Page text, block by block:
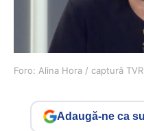
Foro: Alina Hora / captură
Adaugă-ne ca